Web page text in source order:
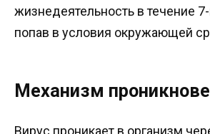
жизнедеятельность в течение
попав в условия окружающей
Механизм
Вирус проникает в организм